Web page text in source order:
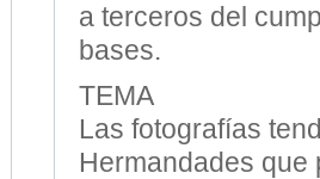
a terceros del
bases.
TEMA
Las fotografías
Hermandades que